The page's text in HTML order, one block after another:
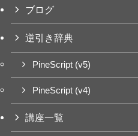
ブログ
逆引き辞典
PineScript (v5)
PineScript (v4)
講座一覧